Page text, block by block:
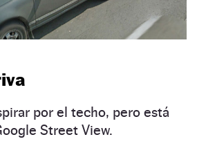
por el techo, pero está
Street View.